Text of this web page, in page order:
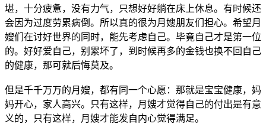
堪，十分疲惫，没有力气，只想好好躺在床上休息。有时候还
会因为过度劳累病倒。所以真的很为月嫂朋友们担心。希望月
嫂们在讨好世界的同时，能先考虑自己。毕竟自己才是第一位
的。好好爱自己，别累坏了，到时候再多的金钱也换不回自己
的健康，那可就后悔莫及。
但是千千万万的月嫂，都有同一个心愿：那就是宝宝健康，妈
妈开心，家人高兴。只有这样，月嫂才觉得自己的付出是有意
义的，只有这样，月嫂才能发自内心觉得满足。